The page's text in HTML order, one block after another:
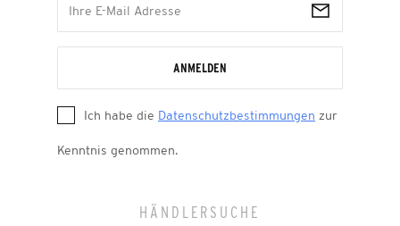
ANMELDEN
Ich habe die Datenschutzbestimmungen zur
Kenntnis genommen.
HÄNDLERSUCHE